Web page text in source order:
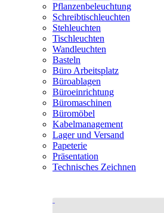
Pflanzenbeleuchtung
Schreibtischleuchten
Stehleuchten
Tischleuchten
Wandleuchten
Basteln
Büro Arbeitsplatz
Büroablagen
Büroeinrichtung
Büromaschinen
Büromöbel
Kabelmanagement
Lager und Versand
Papeterie
Präsentation
Technisches Zeichnen